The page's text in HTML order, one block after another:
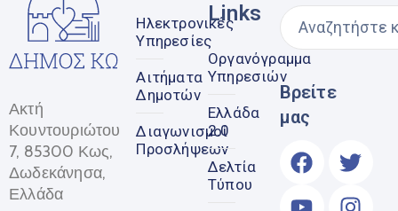
Ακτή
Κουντουριώτου
7, 85300 Κως,
Δωδεκάνησα,
Ελλάδα
Ηλεκτρονικές
Υπηρεσίες
Αιτήματα
Δημοτών
Διαγωνισμοί
Προσλήψεων
Links
Οργανόγραμμα
Υπηρεσιών
Ελλάδα
2.0
Δελτία
Τύπου
Βρείτε
μας